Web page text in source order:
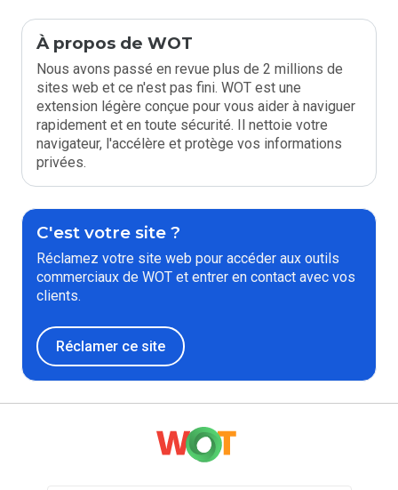
À propos de WOT
Nous avons passé en revue plus de 2 millions de
sites web et ce n'est pas fini. WOT est une
extension légère conçue pour vous aider à naviguer
rapidement et en toute sécurité. Il nettoie votre
navigateur, l'accélère et protège vos informations
privées.
C'est votre site ?
Réclamez votre site web pour accéder aux outils
commerciaux de WOT et entrer en contact avec vos
clients.
Réclamer ce site